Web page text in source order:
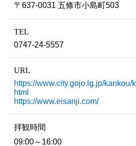
〒637-0031 五條市小島町503
TEL
0747-24-5557
URL
https://www.city.gojo.lg.jp/kankou/
html
https://www.eisanji.com/
拝観時間
09:00～16:00